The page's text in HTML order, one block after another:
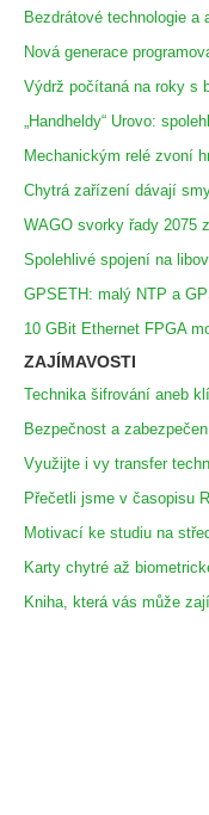
Bezdrátové technologie
Nová generace
Výdrž počítaná na roky s
„Handheldy“ Urovo:
Mechanickým relé zvoní
Chytrá zařízení dávají
WAGO svorky řady 2075
Spolehlivé spojení na
GPSETH: malý NTP a
10 GBit Ethernet FPGA
ZAJÍMAVOSTI
Technika šifrování aneb
Bezpečnost a
Využijte i vy transfer
Přečetli jsme v časopisu
Motivací ke studiu na
Karty chytré až
Kniha, která vás může